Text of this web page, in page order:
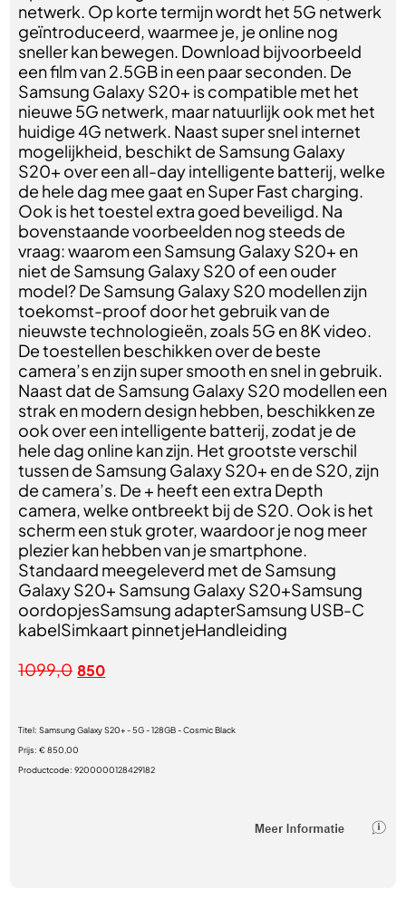
netwerk. Op korte termijn wordt het 5G netwerk
geïntroduceerd, waarmee je, je online nog
sneller kan bewegen. Download bijvoorbeeld
een film van 2.5GB in een paar seconden. De
Samsung Galaxy S20+ is compatible met het
nieuwe 5G netwerk, maar natuurlijk ook met het
huidige 4G netwerk. Naast super snel internet
mogelijkheid, beschikt de Samsung Galaxy
S20+ over een all-day intelligente batterij, welke
de hele dag mee gaat en Super Fast charging.
Ook is het toestel extra goed beveiligd. Na
bovenstaande voorbeelden nog steeds de
vraag: waarom een Samsung Galaxy S20+ en
niet de Samsung Galaxy S20 of een ouder
model? De Samsung Galaxy S20 modellen zijn
toekomst-proof door het gebruik van de
nieuwste technologieën, zoals 5G en 8K video.
De toestellen beschikken over de beste
camera’s en zijn super smooth en snel in gebruik.
Naast dat de Samsung Galaxy S20 modellen een
strak en modern design hebben, beschikken ze
ook over een intelligente batterij, zodat je de
hele dag online kan zijn. Het grootste verschil
tussen de Samsung Galaxy S20+ en de S20, zijn
de camera’s. De + heeft een extra Depth
camera, welke ontbreekt bij de S20. Ook is het
scherm een stuk groter, waardoor je nog meer
plezier kan hebben van je smartphone.
Standaard meegeleverd met de Samsung
Galaxy S20+ Samsung Galaxy S20+Samsung
oordopjesSamsung adapterSamsung USB-C
kabelSimkaart pinnetjeHandleiding
1099,0 850
Titel:Samsung Galaxy S20+ - 5G - 128GB - Cosmic Black
Prijs:€ 850,00
Productcode:9200000128429182